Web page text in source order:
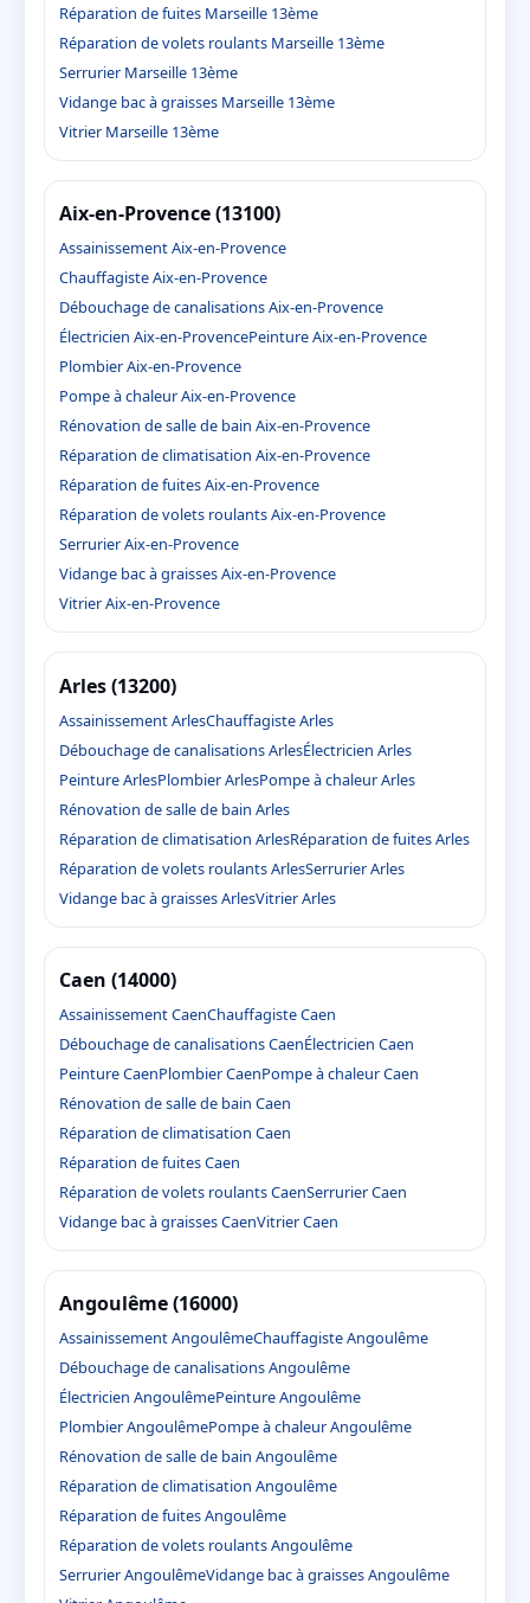
Réparation de fuites Marseille 13ème
Réparation de volets roulants Marseille 13ème
Serrurier Marseille 13ème
Vidange bac à graisses Marseille 13ème
Vitrier Marseille 13ème
Aix-en-Provence (13100)
Assainissement Aix-en-Provence
Chauffagiste Aix-en-Provence
Débouchage de canalisations Aix-en-Provence
Électricien Aix-en-ProvencePeinture Aix-en-Provence
Plombier Aix-en-Provence
Pompe à chaleur Aix-en-Provence
Rénovation de salle de bain Aix-en-Provence
Réparation de climatisation Aix-en-Provence
Réparation de fuites Aix-en-Provence
Réparation de volets roulants Aix-en-Provence
Serrurier Aix-en-Provence
Vidange bac à graisses Aix-en-Provence
Vitrier Aix-en-Provence
Arles (13200)
Assainissement ArlesChauffagiste Arles
Débouchage de canalisations ArlesÉlectricien Arles
Peinture ArlesPlombier ArlesPompe à chaleur Arles
Rénovation de salle de bain Arles
Réparation de climatisation ArlesRéparation de fuites Arles
Réparation de volets roulants ArlesSerrurier Arles
Vidange bac à graisses ArlesVitrier Arles
Caen (14000)
Assainissement CaenChauffagiste Caen
Débouchage de canalisations CaenÉlectricien Caen
Peinture CaenPlombier CaenPompe à chaleur Caen
Rénovation de salle de bain Caen
Réparation de climatisation Caen
Réparation de fuites Caen
Réparation de volets roulants CaenSerrurier Caen
Vidange bac à graisses CaenVitrier Caen
Angoulême (16000)
Assainissement AngoulêmeChauffagiste Angoulême
Débouchage de canalisations Angoulême
Électricien AngoulêmePeinture Angoulême
Plombier AngoulêmePompe à chaleur Angoulême
Rénovation de salle de bain Angoulême
Réparation de climatisation Angoulême
Réparation de fuites Angoulême
Réparation de volets roulants Angoulême
Serrurier AngoulêmeVidange bac à graisses Angoulême